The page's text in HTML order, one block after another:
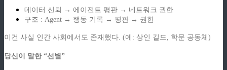
데이터 신뢰 → 에이전트 평판 → 네트워크 권한
구조 : Agent → 행동 기록 → 평판 → 권한
이건 사실 인간 사회에서도 존재했다. (예: 상인 길드, 학문 공동체)
당신이 말한 “선별”